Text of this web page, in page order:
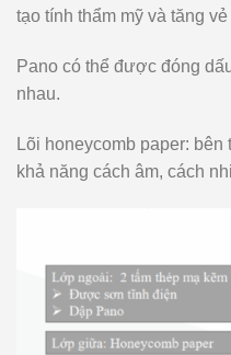
tạo tính thẩm mỹ và tăng vẻ
Pano có thể được đóng
nhau.
Lõi honeycomb paper:
khả năng cách âm, cách